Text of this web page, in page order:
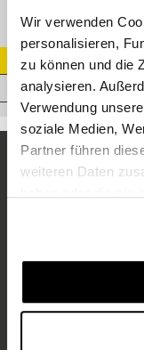
Wir verwenden
personalisieren,
zu können und die
analysieren.
Verwendung
soziale Medien,
Partner führen
weiteren Daten
Artikel Nr.
V.AS20R1